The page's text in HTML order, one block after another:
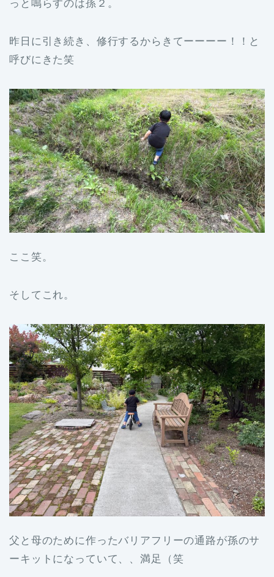
っと鳴らすのは孫２。
昨日に引き続き、修行するからきてーーーー！！と
呼びにきた笑
ここ笑。
そしてこれ。
父と母のために作ったバリアフリーの通路が孫のサ
ーキットになっていて、、満足（笑